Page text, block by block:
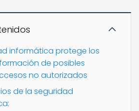
informática protege los
de posibles
no autorizados
de la seguridad